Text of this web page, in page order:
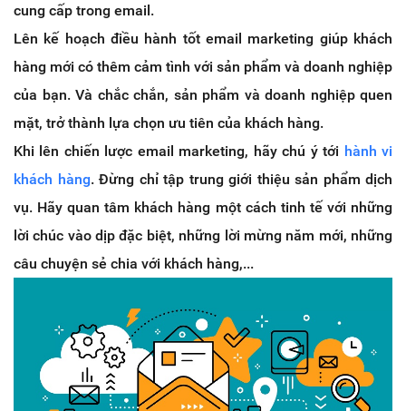
cung cấp trong email.
Lên kế hoạch điều hành tốt email marketing giúp khách
hàng mới có thêm cảm tình với sản phẩm và doanh nghiệp
của bạn. Và chắc chắn, sản phẩm và doanh nghiệp quen
mặt, trở thành lựa chọn ưu tiên của khách hàng.
Khi lên chiến lược email marketing, hãy chú ý tới hành vi
khách hàng. Đừng chỉ tập trung giới thiệu sản phẩm dịch
vụ. Hãy quan tâm khách hàng một cách tinh tế với những
lời chúc vào dịp đặc biệt, những lời mừng năm mới, những
câu chuyện sẻ chia với khách hàng,...